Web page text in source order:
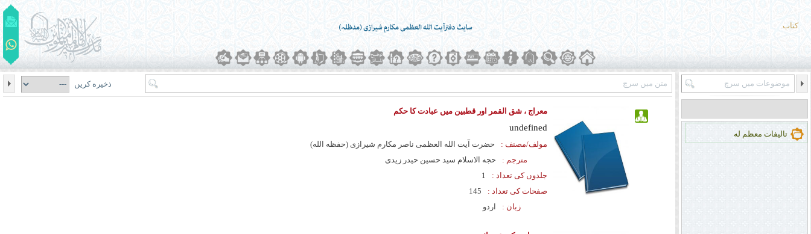
کتاب
تالیفات معظم له
ذخیره کریں
معراج ، شق القمر اور قطبین میں عبادت کا حکم
undefined
مولف/مصنف :
حضرت آیت الله العظمی ناصر مکارم شیرازی (حفظه الله)
مترجم :
حجه الاسلام سید حسین حیدر زیدی
جلدوں کی تعداد :
1
صفحات کی تعداد :
145
زبان :
اردو